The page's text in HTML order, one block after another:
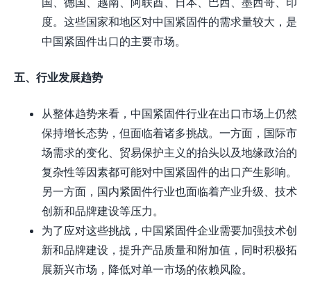
度。这些国家和地区对中国紧固件的需求量较大，是
中国紧固件出口的主要市场。
五、行业发展趋势
从整体趋势来看，中国紧固件行业在出口市场上仍然
保持增长态势，但面临着诸多挑战。一方面，国际市
场需求的变化、贸易保护主义的抬头以及地缘政治的
复杂性等因素都可能对中国紧固件的出口产生影响。
另一方面，国内紧固件行业也面临着产业升级、技术
创新和品牌建设等压力。
为了应对这些挑战，中国紧固件企业需要加强技术创
新和品牌建设，提升产品质量和附加值，同时积极拓
展新兴市场，降低对单一市场的依赖风险。